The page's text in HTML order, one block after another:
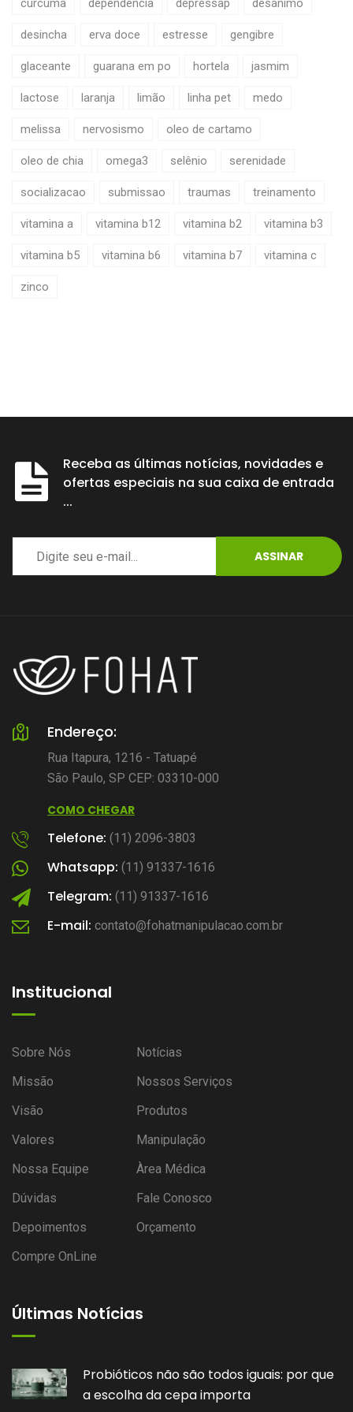
curcuma dependencia depressãp desanimo
desincha erva doce estresse gengibre
glaceante guarana em po hortela jasmim
lactose laranja limão linha pet medo
melissa nervosismo oleo de cartamo
oleo de chia omega3 selênio serenidade
socializacao submissao traumas treinamento
vitamina a vitamina b12 vitamina b2 vitamina b3
vitamina b5 vitamina b6 vitamina b7 vitamina c
zinco
Receba as últimas notícias, novidades e
ofertas especiais na sua caixa de entrada
...
ASSINAR
Endereço:
Rua Itapura, 1216 - Tatuapé
São Paulo, SP CEP: 03310-000
COMO CHEGAR
Telefone: (11) 2096-3803
Whatsapp: (11) 91337-1616
Telegram: (11) 91337-1616
E-mail: contato@fohatmanipulacao.com.br
Institucional
Sobre Nós
Missão
Visão
Valores
Nossa Equipe
Dúvidas
Depoimentos
Compre OnLine
Notícias
Nossos Serviços
Produtos
Manipulação
Àrea Médica
Fale Conosco
Orçamento
Últimas Notícias
não são todos iguais: por que
da cepa importa
Por